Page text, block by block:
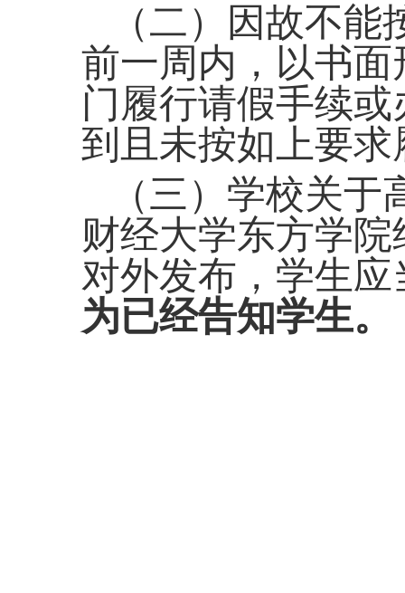
（二）
因故不能
前一周内，以书
门 履行请假手续
到且未按如上要
（三 ） 学校关于
财经大学东方学院
对外发布，学生
为已经告知学生。